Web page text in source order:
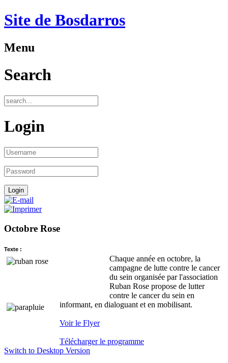
Site de Bosdarros
Menu
Search
Login
Octobre Rose
Texte :
Chaque année en octobre, la
campagne de lutte contre le cancer
du sein organisée par l'association
Ruban Rose propose de lutter
contre le cancer du sein en
informant, en dialoguant et en mobilisant.
Voir le Flyer
Télécharger le programme
Switch to Desktop Version